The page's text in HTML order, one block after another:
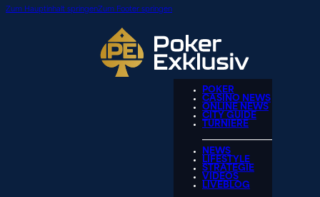
Zum Hauptinhalt springenZum Footer springen
POKER
CASINO NEWS
ONLINE NEWS
CITY GUIDE
TURNIERE
NEWS
LIFESTYLE
STRATEGIE
VIDEOS
LIVEBLOG